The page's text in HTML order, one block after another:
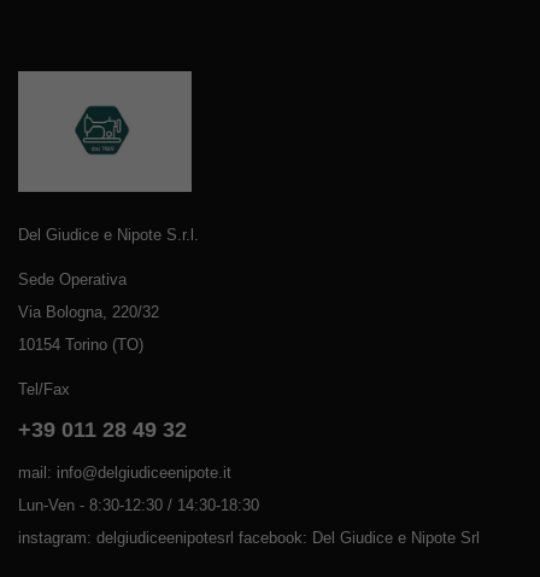
Del Giudice e Nipote S.r.l.
Sede Operativa
Via Bologna, 220/32
10154 Torino (TO)
Tel/Fax
+39 011 28 49 32
mail: info@delgiudiceenipote.it
Lun-Ven - 8:30-12:30 / 14:30-18:30
instagram: delgiudiceenipotesrl facebook: Del Giudice e Nipote Srl